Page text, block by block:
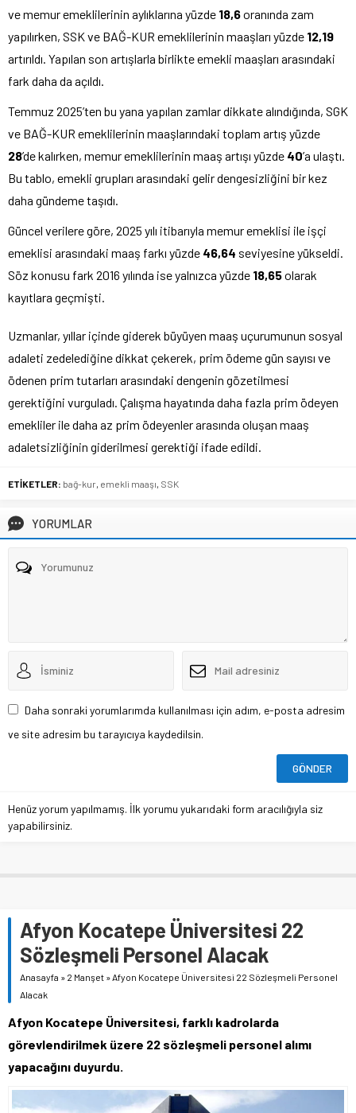
ve memur emeklilerinin aylıklarına yüzde 18,6oranında zam
yapılırken, SSK ve BAĞ-KUR emeklilerinin maaşları yüzde 12,19
artırıldı. Yapılan son artışlarla birlikte emekli maaşları arasındaki
fark daha da açıldı.
Temmuz 2025’ten bu yana yapılan zamlar dikkate alındığında, SGK
ve BAĞ-KUR emeklilerinin maaşlarındaki toplam artış yüzde
28’de kalırken, memur emeklilerinin maaş artışı yüzde 40’a ulaştı.
Bu tablo, emekli grupları arasındaki gelir dengesizliğini bir kez
daha gündeme taşıdı.
Güncel verilere göre, 2025 yılı itibarıyla memur emeklisi ile işçi
emeklisi arasındaki maaş farkı yüzde 46,64 seviyesine yükseldi.
Söz konusu fark 2016 yılında ise yalnızca yüzde 18,65olarak
kayıtlara geçmişti.
Uzmanlar, yıllar içinde giderek büyüyen maaş uçurumunun sosyal
adaleti zedelediğine dikkat çekerek, prim ödeme gün sayısı ve
ödenen prim tutarları arasındaki dengenin gözetilmesi
gerektiğini vurguladı. Çalışma hayatında daha fazla prim ödeyen
emekliler ile daha az prim ödeyenler arasında oluşan maaş
adaletsizliğinin giderilmesi gerektiği ifade edildi.
ETİKETLER: bağ-kur emekli maaşı SSK
YORUMLAR
Daha sonraki yorumlarımda kullanılması için adım, e-posta adresim
ve site adresim bu tarayıcıya kaydedilsin.
Henüz yorum yapılmamış. İlk yorumu yukarıdaki form aracılığıyla siz
yapabilirsiniz.
Afyon Kocatepe Üniversitesi 22
Sözleşmeli Personel Alacak
Anasayfa » 2 Manşet » Afyon Kocatepe Üniversitesi 22 Sözleşmeli Personel
Alacak
Afyon Kocatepe Üniversitesi, farklı kadrolarda
görevlendirilmek üzere 22 sözleşmeli personel alımı
yapacağını duyurdu.